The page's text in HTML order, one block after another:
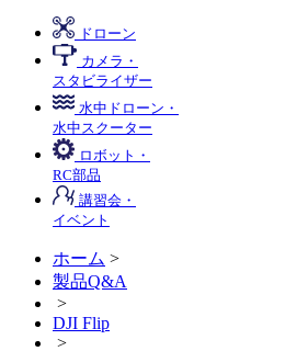
ドローン
カメラ・
スタビライザー
水中ドローン・
水中スクーター
ロボット・
RC部品
講習会・
イベント
ホーム >
製品Q&A
>
DJI Flip
>